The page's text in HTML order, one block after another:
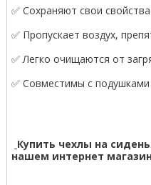
✅ Сохраняют свои
✅ Пропускает воздух,
✅ Легко очищаются от
✅ Совместимы с
Купить чехлы на
нашем интернет